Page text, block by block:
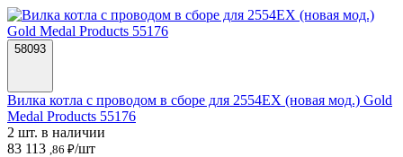
58093
Вилка котла с проводом в сборе для 2554EX (новая мод.) Gold
Medal Products 55176
2 шт. в наличии
83 113 ,86 ₽/шт